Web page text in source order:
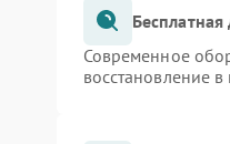
Современное
восстановление